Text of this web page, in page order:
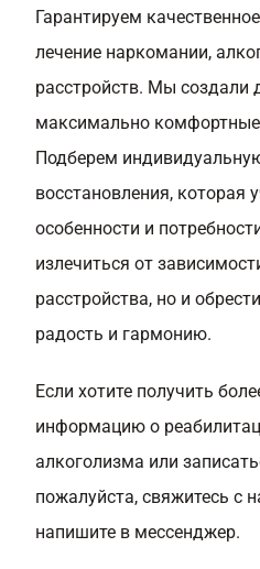
Гарантируем
лечение наркомании,
расстройств. Мы создали
максимально
Подберем
восстановления, которая
особенности и
излечиться от
расстройства, но и
радость и гармонию.
Если хотите получить
информацию о
алкоголизма или
пожалуйста, свяжитесь с
напишите в мессенджер.